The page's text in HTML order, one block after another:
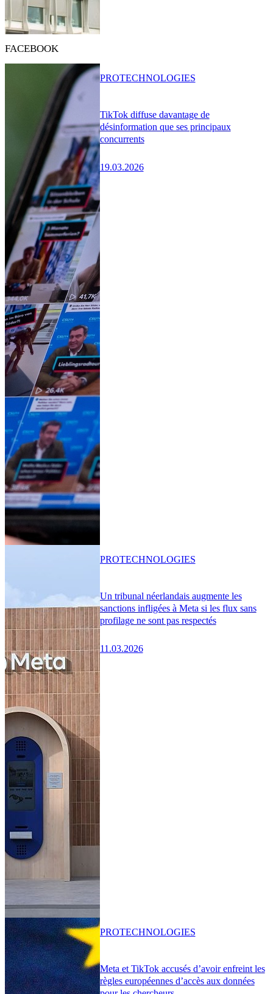
FACEBOOK
TikTok diffuse davantage de
désinformation que ses principaux
concurrents
19.03.2026
PROTECHNOLOGIES
Un tribunal néerlandais augmente les
sanctions infligées à Meta si les flux sans
profilage ne sont pas respectés
11.03.2026
PROTECHNOLOGIES
Meta et TikTok accusés d’avoir enfreint les
règles européennes d’accès aux données
PROTECHNOLOGIES